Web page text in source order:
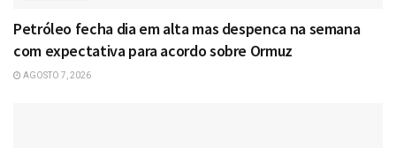
Petróleo fecha dia em alta mas despenca na semana
com expectativa para acordo sobre Ormuz
AGOSTO 7, 2026